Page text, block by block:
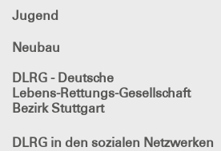
Jugend
Neubau
DLRG - Deutsche
Lebens-Rettungs-Gesellschaft
Bezirk Stuttgart
DLRG in den sozialen Netzwerken